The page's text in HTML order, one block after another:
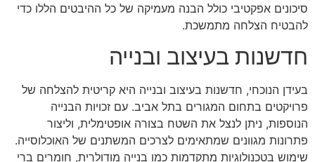
סיכונים אפקטיבי כולל הבנה מעמיקה של כל ההיבטים הללו כדי
להבטיח הצלחה מתמשכת.
חדשנות בעיצוב ובנייה
בעידן הנוכחי, חדשנות בעיצוב ובנייה היא קריטית להצלחה של
פרויקטים בתחום המגורים בתל אביב. עם זכויות הבנייה
הנוספות, ניתן לנצל את השטח בצורה אופטימלית, וליצור
פתרונות מגוונים שמתאימים לצרכים המשתנים של האוכלוסייה.
שימוש בטכנולוגיות מתקדמות כמו בנייה מודולרית, חומרים ברי